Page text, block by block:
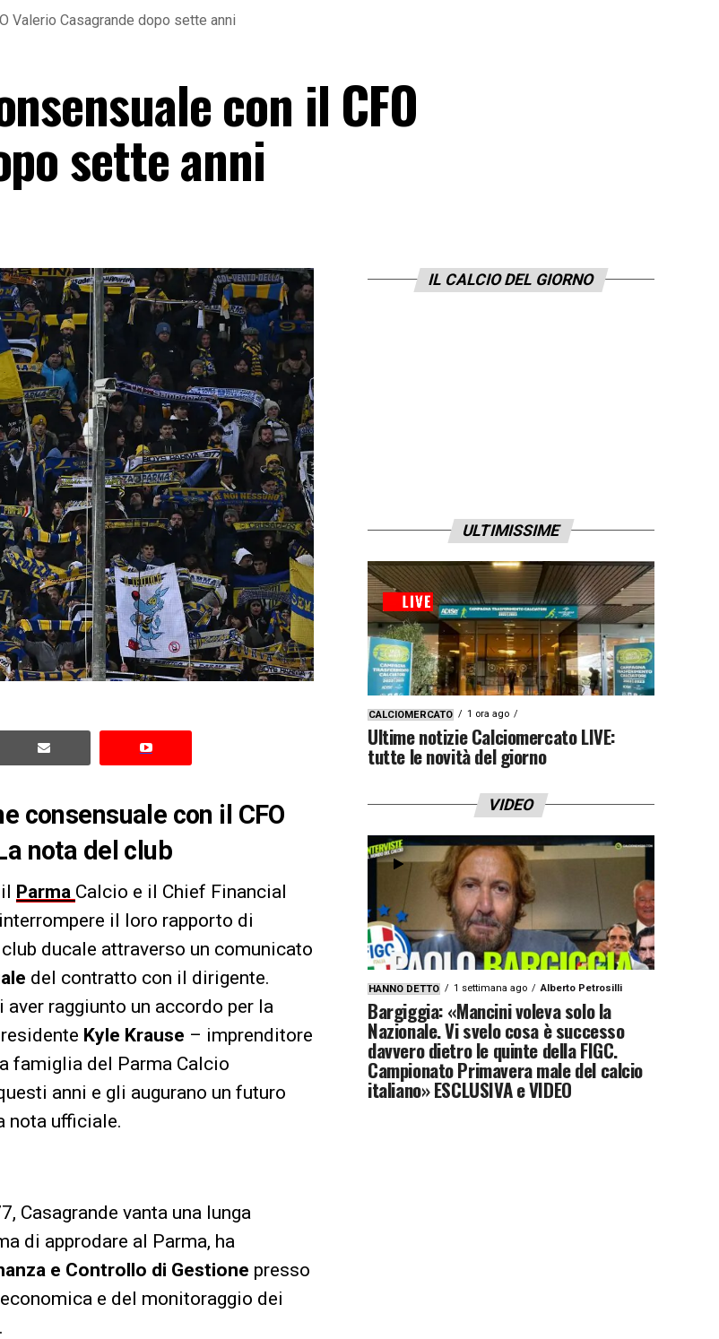
Valerio Casagrande dopo sette anni
con il CFO
sette anni
consensuale con il CFO
nota del club
Parma Calcio e il Chief Financial
il loro rapporto di
ducale attraverso un comunicato
del contratto con il dirigente.
raggiunto un accordo per la
Kyle Krause – imprenditore
famiglia del Parma Calcio
anni e gli augurano un futuro
nota ufficiale.
Casagrande vanta una lunga
di approdare al Parma, ha
e Controllo di Gestione presso
e del monitoraggio dei
IL CALCIO DEL GIORNO
ULTIMISSIME
CALCIOMERCATO 1 ora ago
Ultime notizie Calciomercato LIVE:
tutte le novità del giorno
VIDEO
HANNO DETTO 1 settimana ago Alberto Petrosilli
Bargiggia: «Mancini voleva solo la
Nazionale. Vi svelo cosa è successo
davvero dietro le quinte della FIGC.
Campionato Primavera male del calcio
italiano» ESCLUSIVA e VIDEO